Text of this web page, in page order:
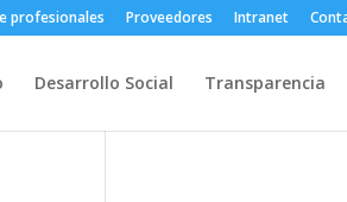
profesionales Proveedores Intranet
Desarrollo Social Transparencia